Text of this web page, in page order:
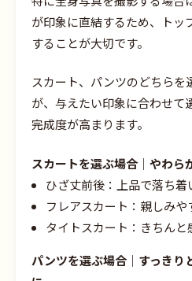
が印象に直結するため、トッ
することが大切です。
スカート、パンツのどちらを
が、与えたい印象に合わせて
完成度が高まります。
スカートを選ぶ場合｜やわら
ひざ丈前後：上品で落ち着
フレアスカート：親しみ
タイトスカート：きちんと
パンツを選ぶ場合｜すっきり